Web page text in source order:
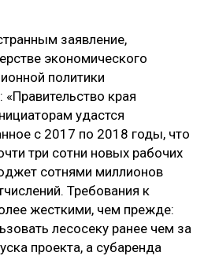
заявление,
экономического
политики
края
удастся
с 2017 по 2018 годы, что
три сотни новых рабочих
сотнями миллионов
Требования к
жесткими, чем прежде:
лесосеку ранее чем за
проекта, а субаренда